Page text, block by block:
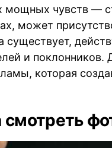
чувств —
может
и
которая